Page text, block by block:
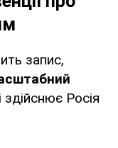
запис,
здійснює Росія